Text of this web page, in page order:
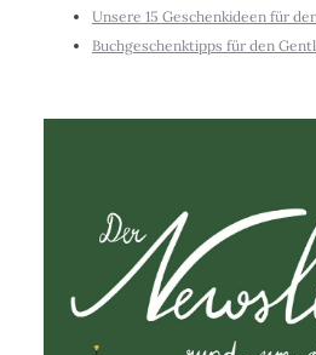
Unsere 15 Geschenkideen für
Buchgeschenktipps für den